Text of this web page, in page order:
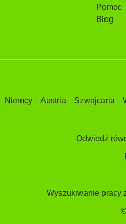
Pomoc
Blog
Niemcy Austria Szwajcaria
Odwiedź
Wyszukiwanie pracy